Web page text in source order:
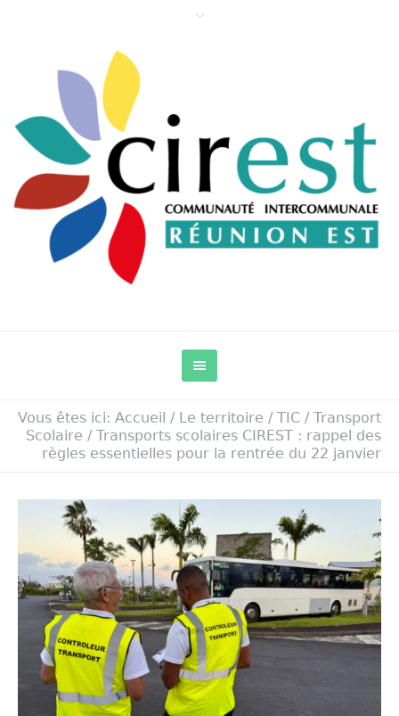
Vous êtes ici: Accueil / Le territoire / TIC / Transport
Scolaire / Transports scolaires CIREST : rappel des
règles essentielles pour la rentrée du 22 janvier